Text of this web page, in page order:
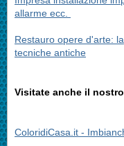
allarme ecc.
Restauro opere d'arte:
tecniche antiche
Visitate anche il
ColoridiCasa.it -